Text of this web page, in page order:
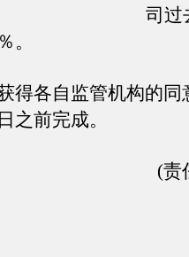
司过
。
各自监管机构的同
之前完成。
(责